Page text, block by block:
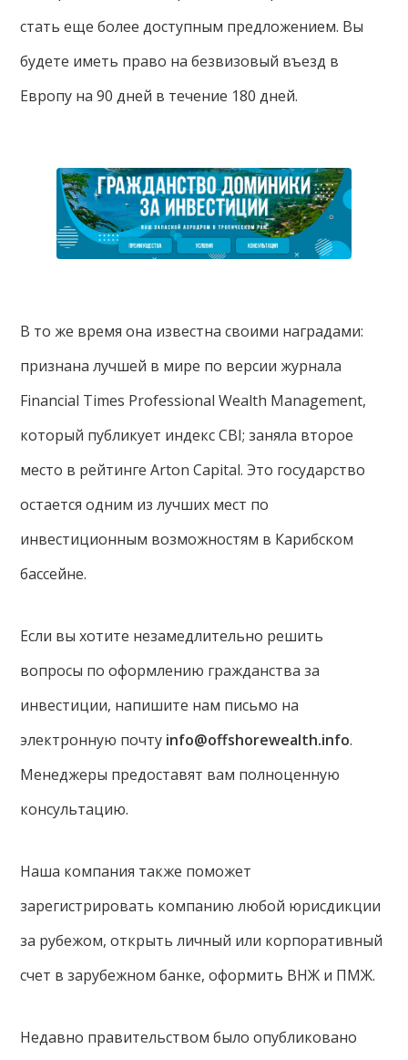
стать еще более доступным предложением. Вы
будете иметь право на безвизовый въезд в
Европу на 90 дней в течение 180 дней.
В то же время она известна своими наградами:
признана лучшей в мире по версии журнала
Financial Times Professional Wealth Management,
который публикует индекс CBI; заняла второе
место в рейтинге Arton Capital. Это государство
остается одним из лучших мест по
инвестиционным возможностям в Карибском
бассейне.
Если вы хотите незамедлительно решить
вопросы по оформлению гражданства за
инвестиции, напишите нам письмо на
электронную почту info@offshorewealth.info.
Менеджеры предоставят вам полноценную
консультацию.
Наша компания также поможет
зарегистрировать компанию любой юрисдикции
за рубежом, открыть личный или корпоративный
счет в зарубежном банке, оформить ВНЖ и ПМЖ.
Недавно правительством было опубликовано